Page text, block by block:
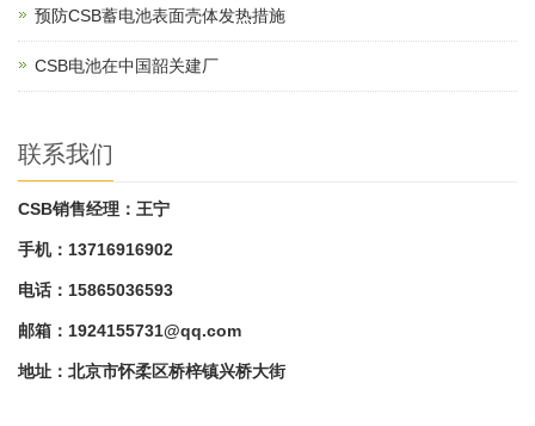
预防CSB蓄电池表面壳体发热措施
CSB电池在中国韶关建厂
联系我们
CSB销售经理：王宁
手机：13716916902
电话：15865036593
邮箱： 1924155731@qq.com
地址：北京市怀柔区桥梓镇兴桥大街